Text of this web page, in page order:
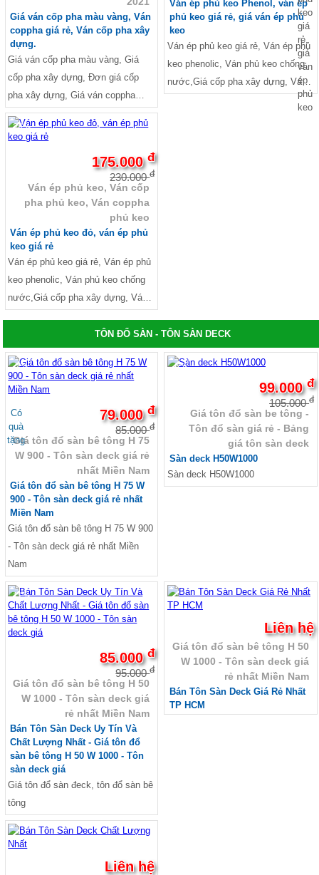
Giá ván cốp pha màu vàng, Ván
coppha giá rẻ, Ván cốp pha xây
dựng.
Giá ván cốp pha màu vàng, Giá
cốp pha xây dựng, Đơn giá cốp
pha xây dựng, Giá ván coppha
màu vàng 2021
Ván ép phủ keo Phenol, ván ép
phủ keo giá rẻ, giá ván ép phủ
keo
Ván ép phủ keo giá rẻ, Ván ép phủ
keo phenolic, Ván phủ keo chống
nước,Giá cốp pha xây dựng, Ván
cốp pha giá rẻ, Ván cốp pha xây
-24%
175.000đ
230.000đ
Ván ép phủ keo, Ván cốp
pha phủ keo, Ván coppha
phủ keo
Ván ép phủ keo đỏ, ván ép phủ
keo giá rẻ
Ván ép phủ keo giá rẻ, Ván ép phủ
keo phenolic, Ván phủ keo chống
nước,Giá cốp pha xây dựng, Ván
dựng, Ván ép xây dựng,TÔN ĐỔ SÀN - TÔN SÀN DECK
-7%
Có
quà
tặng
79.000đ
85.000đ
Giá tôn đổ sàn bê tông H 75
W 900 - Tôn sàn deck giá rẻ
nhất Miền Nam
Giá tôn đổ sàn bê tông H 75 W
900 - Tôn sàn deck giá rẻ nhất
Miền Nam
Giá tôn đổ sàn bê tông H 75 W 900
- Tôn sàn deck giá rẻ nhất Miền
Nam
-6%
99.000đ
105.000đ
Giá tôn đổ sàn be tông -
Tôn đổ sàn giá rẻ - Bảng
giá tôn sàn deck
Sàn deck H50W1000
Sàn deck H50W1000
-11%
85.000đ
95.000đ
Giá tôn đổ sàn bê tông H 50
W 1000 - Tôn sàn deck giá
rẻ nhất Miền Nam
Bán Tôn Sàn Deck Uy Tín Và
Chất Lượng Nhất - Giá tôn đổ
sàn bê tông H 50 W 1000 - Tôn
sàn deck giá
Giá tôn đổ sàn đeck, tôn đổ sàn bê
tông
Liên hệ
Giá tôn đổ sàn bê tông H 50
W 1000 - Tôn sàn deck giá
rẻ nhất Miền Nam
Bán Tôn Sàn Deck Giá Rẻ Nhất
TP HCM
Liên hệ